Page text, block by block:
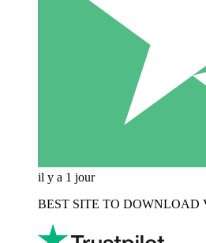
il y a 1 jour
BEST SITE TO DOWNLOAD